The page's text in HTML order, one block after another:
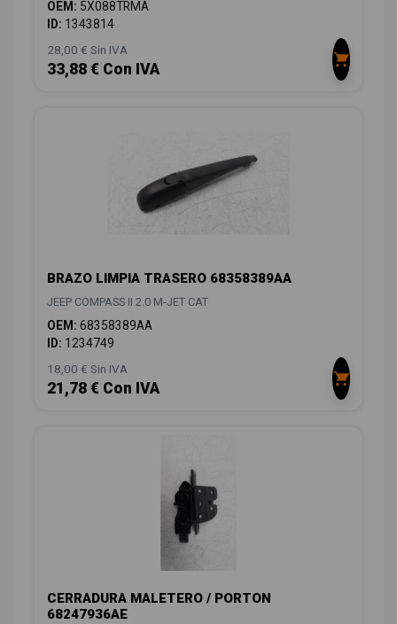
OEM: 5X088TRMA
ID: 1343814
28,00 € Sin IVA
33,88 € Con IVA
BRAZO LIMPIA TRASERO 68358389AA
JEEP COMPASS II 2.0 M-JET CAT
OEM: 68358389AA
ID: 1234749
18,00 € Sin IVA
21,78 € Con IVA
CERRADURA MALETERO / PORTON
68247936AE